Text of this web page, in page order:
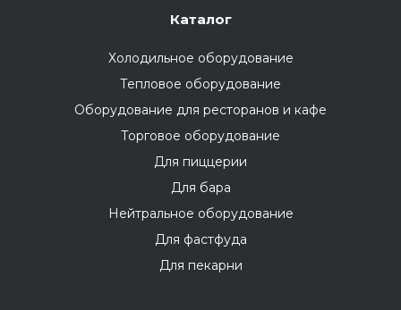
Каталог
Холодильное оборудование
Тепловое оборудование
Оборудование для ресторанов и кафе
Торговое оборудование
Для пиццерии
Для бара
Нейтральное оборудование
Для фастфуда
Для пекарни